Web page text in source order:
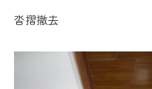
沓摺撤去